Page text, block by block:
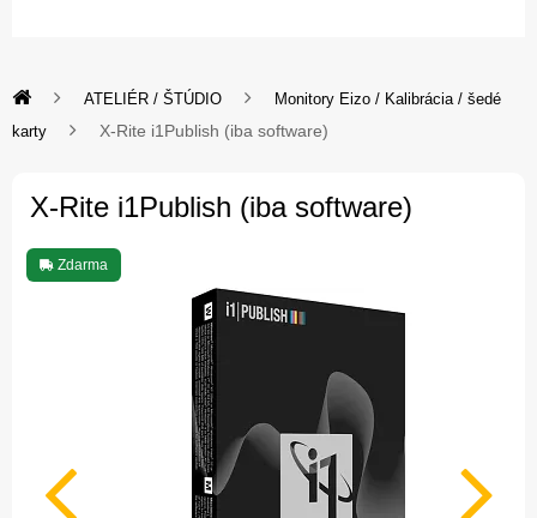
ATELIÉR / ŠTÚDIO
Monitory Eizo / Kalibrácia / šedé
karty
X-Rite i1Publish (iba software)
X-Rite i1Publish (iba software)
Zdarma